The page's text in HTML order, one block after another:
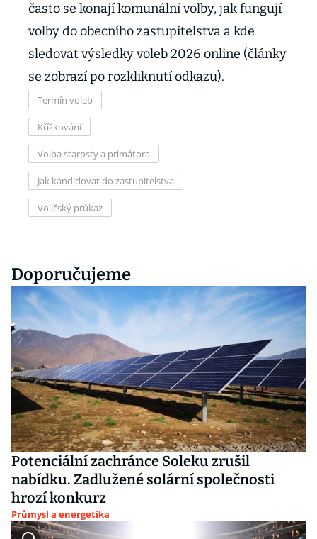
často se konají komunální volby, jak fungují
volby do obecního zastupitelstva a kde
sledovat výsledky voleb 2026 online (články
se zobrazí po rozkliknutí odkazu).
Termín voleb
Křížkování
Volba starosty a primátora
Jak kandidovat do zastupitelstva
Voličský průkaz
Doporučujeme
Potenciální zachránce Soleku zrušil
nabídku. Zadlužené solární společnosti
hrozí konkurz
Průmysl a energetika